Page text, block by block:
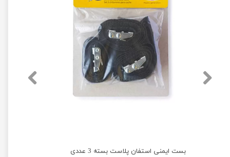
بست ایمنی استفان پلاست بسته 3 عددی